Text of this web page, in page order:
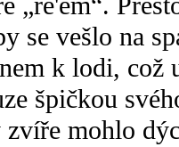
se vešlo na
k lodi, což
špičkou
zvíře mohlo